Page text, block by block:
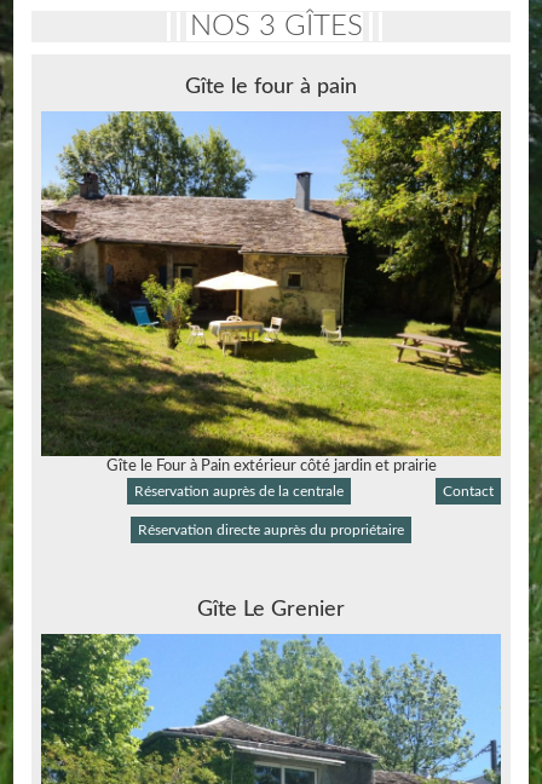
NOS 3 GÎTES
Gîte le four à pain
Gîte le Four à Pain extérieur côté jardin et prairie
Contact
Réservation auprès de la centrale
Réservation directe auprès du propriétaire
Gîte Le Grenier